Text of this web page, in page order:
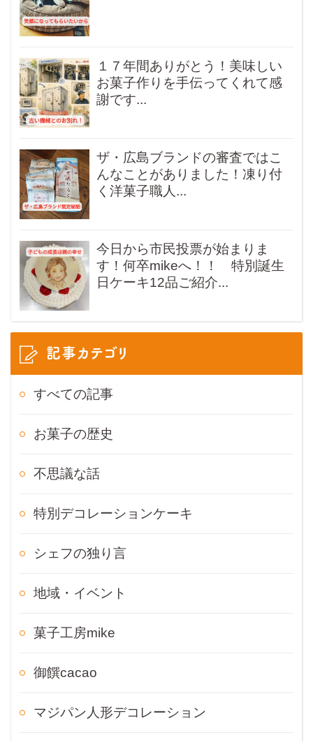
１７年間ありがとう！美味しい
お菓子作りを手伝ってくれて感
謝です...
ザ・広島ブランドの審査ではこ
んなことがありました！凍り付
く洋菓子職人...
今日から市民投票が始まりま
す！何卒mikeへ！！ 特別誕生
日ケーキ12品ご紹介...
記事カテゴリ
すべての記事
お菓子の歴史
不思議な話
特別デコレーションケーキ
シェフの独り言
地域・イベント
菓子工房mike
御饌cacao
マジパン人形デコレーション